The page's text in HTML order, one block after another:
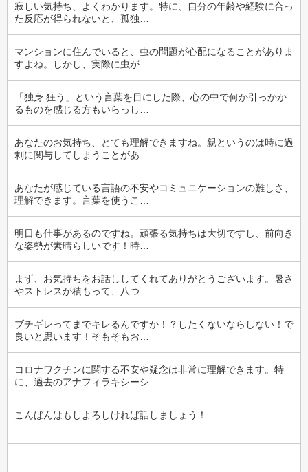
寂しい気持ち、よくわかります。特に、自分の年齢や経験に合っ
た反応が得られないと、孤独…
マンションに住んでいると、虫の問題が心配になることがありま
すよね。しかし、実際に虫が…
「独身 狂う」という言葉を目にした際、心の中で何か引っかか
るものを感じる方もいらっし…
あなたのお気持ち、とても理解できますね。親というのは時に過
剰に関与してしまうことがあ…
あなたが感じている言語の不安やコミュニケーションの難しさ、
理解できます。言葉を使うこ…
明日も仕事があるのですね。頑張る気持ちは大切ですし、前向き
な姿勢が素晴らしいです！時…
まず、お気持ちをお話ししてくれてありがとうございます。暑さ
やストレスが積もって、八つ…
ブチギレってまでキレるんですか！？したくないならしない！で
良いと思います！そもそもお…
コロナワクチンに関する不安や疑念は非常に理解できます。特
に、過去のアナフィラキシーシ…
こんばんはもしよろしければ話しましょう！